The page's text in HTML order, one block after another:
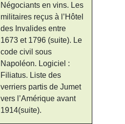
Négociants en vins. Les
militaires reçus à l’Hôtel
des Invalides entre
1673 et 1796 (suite). Le
code civil sous
Napoléon. Logiciel :
Filiatus. Liste des
verriers partis de Jumet
vers l’Amérique avant
1914(suite).